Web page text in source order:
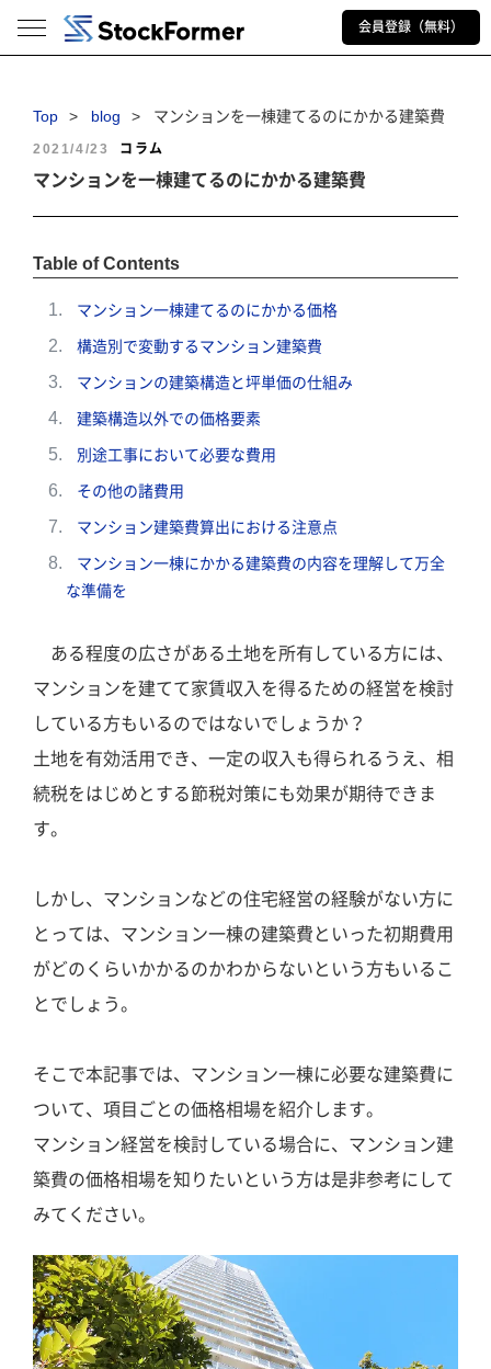
会員登録（無料）
Top blog マンションを一棟建てるのにかかる建築費
2021/4/23 コラム
マンションを一棟建てるのにかかる建築費
ある程度の広さがある土地を所有している方には、
マンションを建てて家賃収入を得るための経営を検討
している方もいるのではないでしょうか？
土地を有効活用でき、一定の収入も得られるうえ、相
続税をはじめとする節税対策にも効果が期待できま
す。
しかし、マンションなどの住宅経営の経験がない方に
とっては、マンション一棟の建築費といった初期費用
がどのくらいかかるのかわからないという方もいるこ
とでしょう。
そこで本記事では、マンション一棟に必要な建築費に
ついて、項目ごとの価格相場を紹介します。
マンション経営を検討している場合に、マンション建
築費の価格相場を知りたいという方は是非参考にして
みてください。
Table of Contents
マンション一棟建てるのにかかる価格
構造別で変動するマンション建築費
マンションの建築構造と坪単価の仕組み
建築構造以外での価格要素
別途工事において必要な費用
その他の諸費用
マンション建築費算出における注意点
マンション一棟にかかる建築費の内容を理解して万全
な準備を